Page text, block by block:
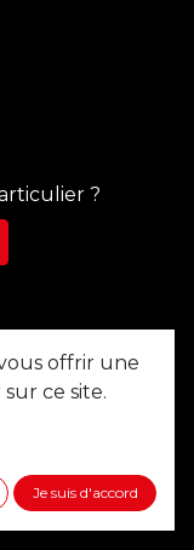
?
offrir une
ce site.
Je suis d'accord